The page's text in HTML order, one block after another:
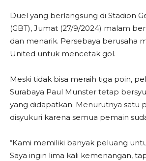
Duel yang berlangsung di Stadion
(GBT), Jumat (27/9/2024) malam
dan menarik. Persebaya berusaha
United untuk mencetak gol.
Meski tidak bisa meraih tiga poin,
Surabaya Paul Munster tetap
yang didapatkan. Menurutnya satu
disyukuri karena semua pemain
“Kami memiliki banyak peluang
Saya ingin lima kali kemenangan,